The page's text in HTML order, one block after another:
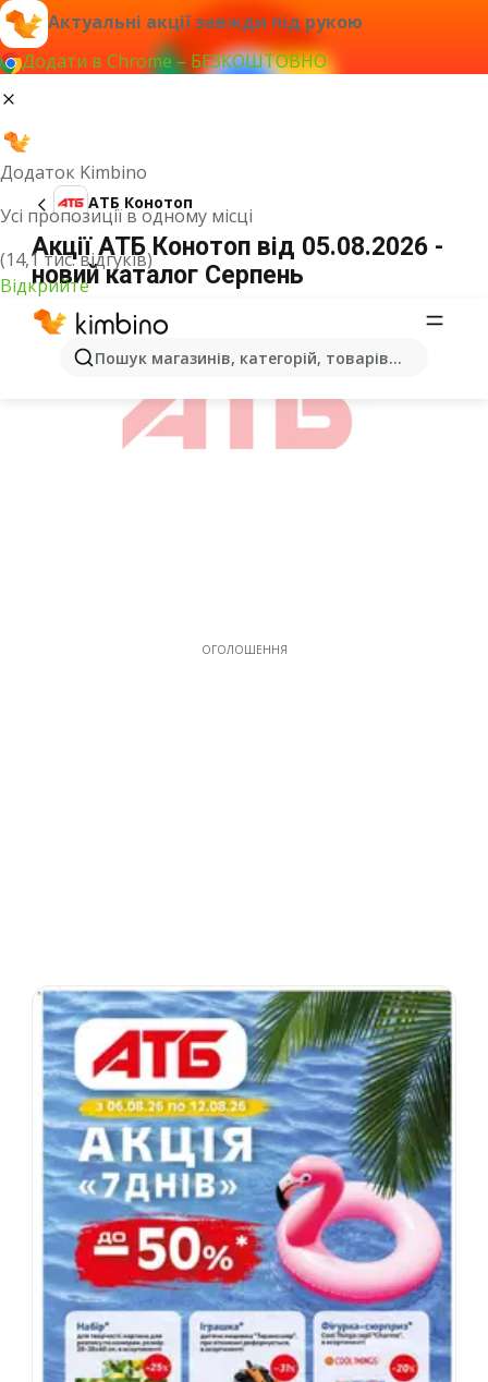
Актуальні акції завжди під рукою
Додати в Chrome – БЕЗКОШТОВНО
Додаток Kimbino
Усі пропозиції в одному місці
(14,1 тис. відгуків)
Відкрийте
Пошук магазинів, категорій, товарів...
АТБ Конотоп
Акції АТБ Конотоп від 05.08.2026 -
новий каталог Серпень
ОГОЛОШЕННЯ